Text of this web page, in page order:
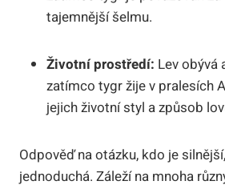
tajemnější šelmu.
Životní prostředí: Lev obývá
zatímco tygr žije v pralesích
jejich životní styl a způsob
Odpověď na otázku, kdo je
jednoduchá. Záleží na mnoha